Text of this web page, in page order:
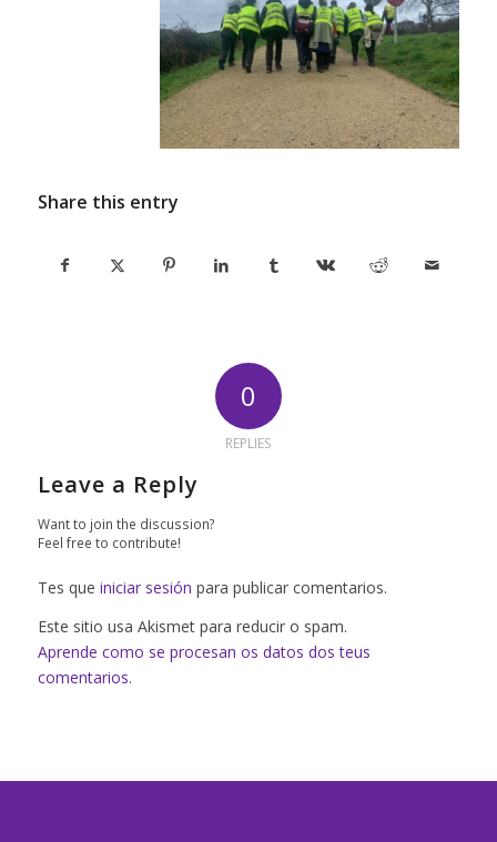
Share this entry
0
REPLIES
Leave a Reply
Want to join the discussion?
Feel free to contribute!
Tes que iniciar sesión para publicar comentarios.
Este sitio usa Akismet para reducir o spam.
Aprende como se procesan os datos dos teus
comentarios.